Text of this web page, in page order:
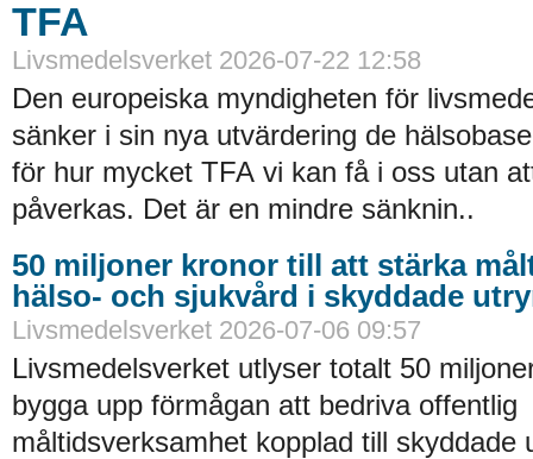
TFA
Livsmedelsverket 2026-07-22 12:58
Den europeiska myndigheten för
sänker i sin nya utvärdering de
för hur mycket TFA vi kan få i oss utan
påverkas. Det är en mindre sänknin..
50 miljoner kronor till att stärka
hälso- och sjukvård i skyddade
Livsmedelsverket 2026-07-06 09:57
Livsmedelsverket utlyser totalt 50
bygga upp förmågan att bedriva offentlig
måltidsverksamhet kopplad till skyddade